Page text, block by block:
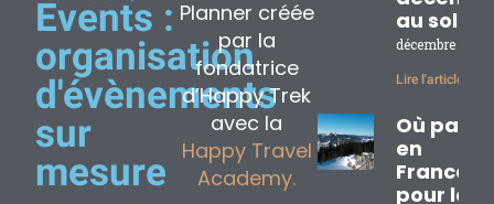
Events :
organisation
d'évènements
sur
mesure
Planner créée
par la
fondatrice
d’Happy Trek
avec la
Happy Travel
Academy.
au soleil
décembre 2,
Lire l'article »
Où partir
en
France
pour les